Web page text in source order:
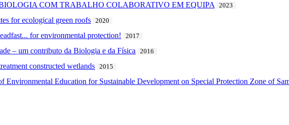
COM TRABALHO COLABORATIVO EM EQUIPA 2023
for ecological green roofs 2020
for environmental protection! 2017
– um contributo da Biologia e da Física 2016
constructed wetlands 2015
Education for Sustainable Development on Special Protection Zone of